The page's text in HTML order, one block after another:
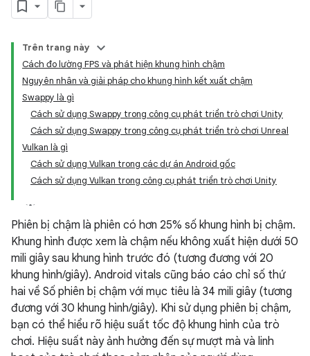
Trên trang này
Cách đo lường FPS và phát hiện khung hình chậm
Nguyên nhân và giải pháp cho khung hình kết xuất chậm
Swappy là gì
Cách sử dụng Swappy trong công cụ phát triển trò chơi Unity
Cách sử dụng Swappy trong công cụ phát triển trò chơi Unreal
Vulkan là gì
Cách sử dụng Vulkan trong các dự án Android gốc
Cách sử dụng Vulkan trong công cụ phát triển trò chơi Unity
Phiên bị chậm là phiên có hơn 25% số khung hình bị chậm.
Khung hình được xem là chậm nếu không xuất hiện dưới 50
mili giây sau khung hình trước đó (tương đương với 20
khung hình/giây). Android vitals cũng báo cáo chỉ số thứ
hai về Số phiên bị chậm với mục tiêu là 34 mili giây (tương
đương với 30 khung hình/giây). Khi sử dụng phiên bị chậm,
bạn có thể hiểu rõ hiệu suất tốc độ khung hình của trò
chơi. Hiệu suất này ảnh hưởng đến sự mượt mà và linh